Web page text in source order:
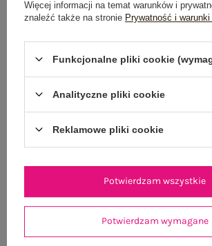
WYSYŁKA I DOSTAWA
OSTATNIO
Więcej informacji na temat warunków i
znaleźć także na stronie Prywatność i warunki
Funkcjonalne pliki cookie
Analityczne pliki cookie
Reklamowe pliki cookie
Potwierdzam wymagane
Potwierdzam wszystkie